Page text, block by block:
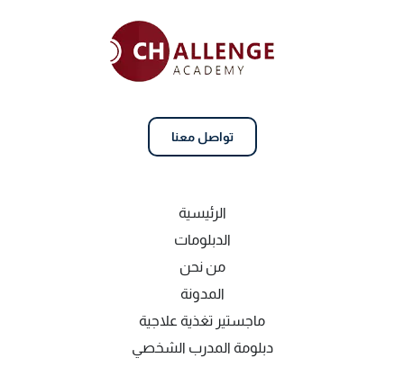
تواصل معنا
الرئيسية
الدبلومات
من نحن
المدونة
ماجستير تغذية علاجية
دبلومة المدرب الشخصي